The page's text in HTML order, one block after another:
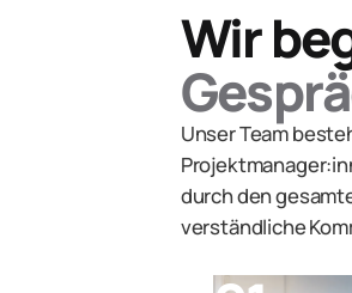
Wir
Unser Team
durch den
verständliche